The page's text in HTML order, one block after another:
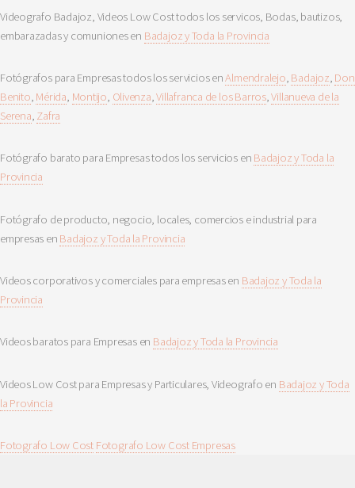
Videografo Badajoz, Videos Low Cost todos los servicos, Bodas, bautizos,
embarazadas y comuniones en Badajoz y Toda la Provincia
Fotógrafos para Empresas todos los servicios enAlmendralejo, Badajoz, Don
Benito, Mérida, Montijo, Olivenza,Villafranca de los Barros,Villanueva de la
Serena, Zafra
Fotógrafo barato para Empresas todos los servicios en Badajoz y Toda la
Provincia
Fotógrafo de producto, negocio, locales, comercios e industrial para
empresas en Badajoz y Toda la Provincia
Videos corporativos y comerciales para empresas en Badajoz y Toda la
Provincia
Videos baratos para Empresas en Badajoz y Toda la Provincia
Videos Low Cost para Empresas y Particulares, Videografo en Badajoz y Toda
la Provincia
Fotografo Low Cost Fotografo Low Cost Empresas